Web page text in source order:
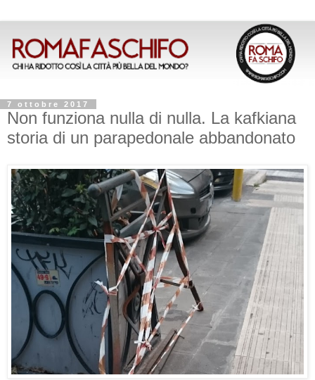
7 ottobre 2017
Non funziona nulla di nulla. La kafkiana
storia di un parapedonale abbandonato